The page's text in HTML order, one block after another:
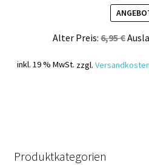
Alter Preis: 6,95€
war:
inkl. 19 % MwSt. zzgl.Versandkosten
Produktkategorien